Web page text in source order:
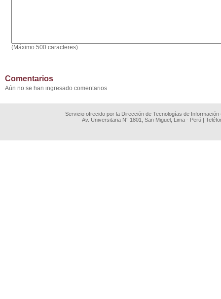
(Máximo 500 caracteres)
Comentarios
Aún no se han ingresado comentarios
Servicio ofrecido por la Dirección de Tecnologías de
Av. Universitaria N° 1801, San Miguel, Lima - Perú |